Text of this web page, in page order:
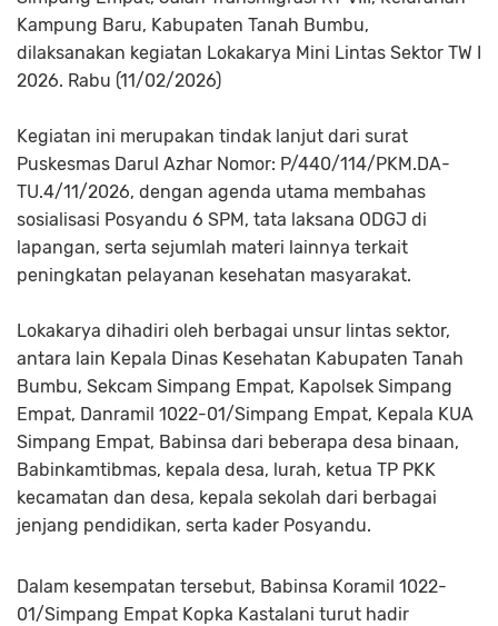
Kampung Baru, Kabupaten Tanah Bumbu,
dilaksanakan kegiatan Lokakarya Mini Lintas Sektor TW I
2026. Rabu (11/02/2026)
Kegiatan ini merupakan tindak lanjut dari surat
Puskesmas Darul Azhar Nomor: P/440/114/PKM.DA-
TU.4/11/2026, dengan agenda utama membahas
sosialisasi Posyandu 6 SPM, tata laksana ODGJ di
lapangan, serta sejumlah materi lainnya terkait
peningkatan pelayanan kesehatan masyarakat.
Lokakarya dihadiri oleh berbagai unsur lintas sektor,
antara lain Kepala Dinas Kesehatan Kabupaten Tanah
Bumbu, Sekcam Simpang Empat, Kapolsek Simpang
Empat, Danramil 1022-01/Simpang Empat, Kepala KUA
Simpang Empat, Babinsa dari beberapa desa binaan,
Babinkamtibmas, kepala desa, lurah, ketua TP PKK
kecamatan dan desa, kepala sekolah dari berbagai
jenjang pendidikan, serta kader Posyandu.
Dalam kesempatan tersebut, Babinsa Koramil 1022-
01/Simpang Empat Kopka Kastalani turut hadir